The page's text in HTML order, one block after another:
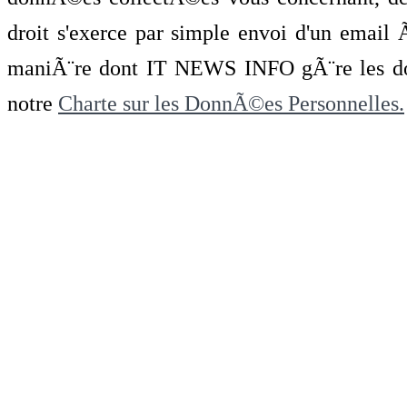
droit s'exerce par simple envoi d'un
maniÃ¨re dont IT NEWS INFO gÃ¨re les
notre Charte sur les DonnÃ©es Personnelles.